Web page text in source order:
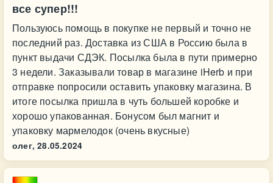
все супер!!!
Пользуюсь помощь в покупке не первый и точно не
последний раз. Доставка из США в Россию была в
пункт выдачи СДЭК. Посылка была в пути примерно
3 недели. Заказывали товар в магазине iHerb и при
отправке попросили оставить упаковку магазина. В
итоге посылка пришла в чуть большей коробке и
хорошо упакованная. Бонусом был магнит и
упаковку мармелодок (очень вкусные)
олег, 28.05.2024